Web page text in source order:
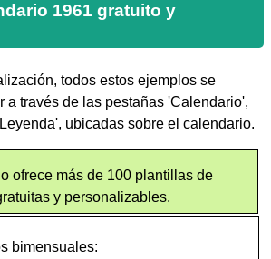
1961 gratuito y
todos estos ejemplos se
a través de las pestañas 'Calendario',
ubicadas sobre el calendario.
ofrece más de 100 plantillas de
y personalizables.
bimensuales: